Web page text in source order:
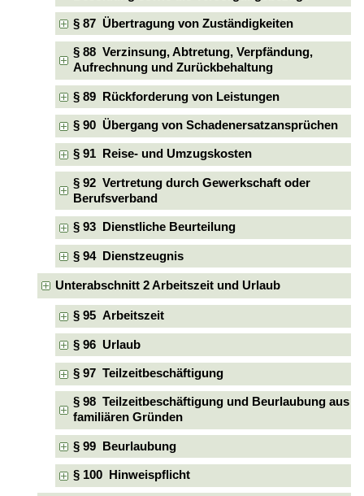
§ 87 Übertragung von Zuständigkeiten
§ 88 Verzinsung, Abtretung, Verpfändung,
Aufrechnung und Zurückbehaltung
§ 89 Rückforderung von Leistungen
§ 90 Übergang von Schadenersatzansprüchen
§ 91 Reise- und Umzugskosten
§ 92 Vertretung durch Gewerkschaft oder
Berufsverband
§ 93 Dienstliche Beurteilung
§ 94 Dienstzeugnis
Unterabschnitt 2 Arbeitszeit und Urlaub
§ 95 Arbeitszeit
§ 96 Urlaub
§ 97 Teilzeitbeschäftigung
§ 98 Teilzeitbeschäftigung und Beurlaubung aus
familiären Gründen
§ 99 Beurlaubung
§ 100 Hinweispflicht